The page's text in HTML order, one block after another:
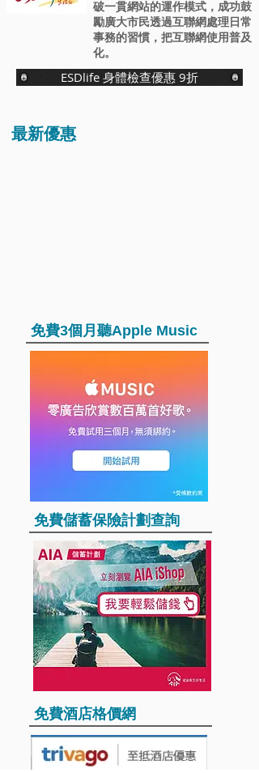
破一貫網站的運作模式，成功鼓
勵廣大市民透過互聯網處理日常
事務的習慣，把互聯網使用普及
化。
ESDlife 身體檢查優惠 9折
最新優惠
​免費3個月聽Apple Music
​免費儲蓄保險計劃查詢
​免費酒店格價網